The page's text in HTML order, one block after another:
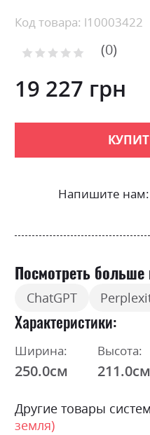
Skip
the
of
the
gallery
Код товара: l10003422
Рейтинг: 0
19 227 грн
Напишите нам:
Посмотреть
ChatGPT
Характеристики
Ширина:
250.0см
Высота:
211.0см
Другие товары
земля)